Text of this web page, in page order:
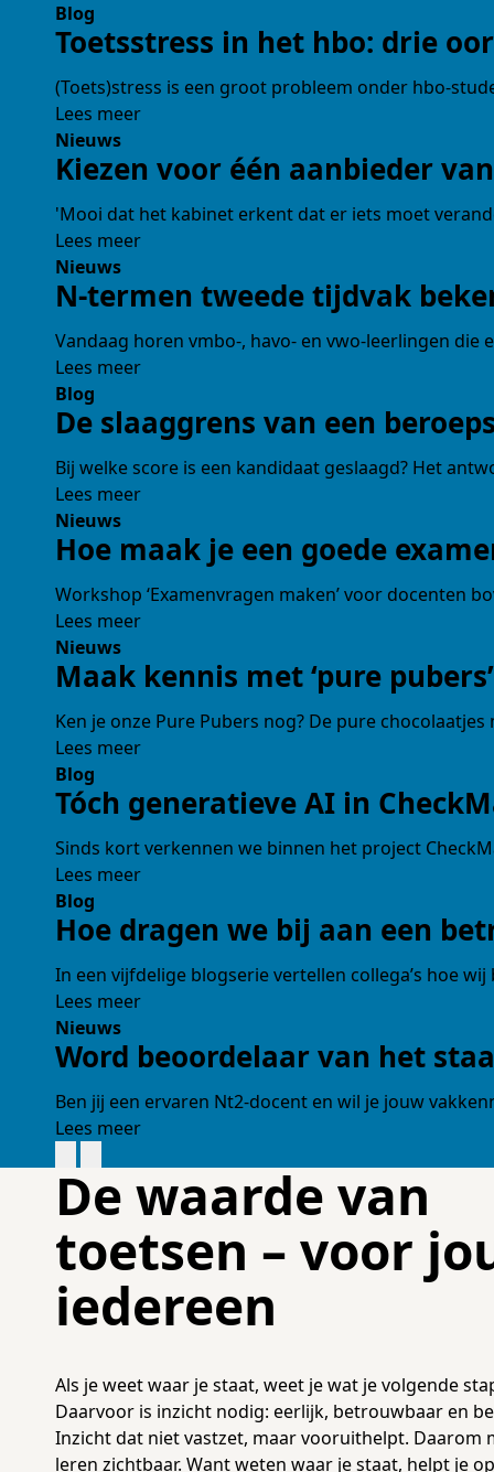
Blog
Toetsstress in het hbo: drie
(Toets)stress is een groot probleem onder hbo-
Lees meer
Nieuws
Kiezen voor één aanbieder
'Mooi dat het kabinet erkent dat er iets moet
Lees meer
Nieuws
N-termen tweede tijdvak
Vandaag horen vmbo-, havo- en vwo-leerlingen
Lees meer
Blog
De slaaggrens van een
Bij welke score is een kandidaat geslaagd? Het
Lees meer
Nieuws
Hoe maak je een goede
Workshop ‘Examenvragen maken’ voor docenten
Lees meer
Nieuws
Maak kennis met ‘pure
Ken je onze Pure Pubers nog? De pure
Lees meer
Blog
Tóch generatieve AI in
Sinds kort verkennen we binnen het project
Lees meer
Blog
Hoe dragen we bij aan een
In een vijfdelige blogserie vertellen collega’s hoe
Lees meer
Nieuws
Word beoordelaar van het
Ben jij een ervaren Nt2-docent en wil je jouw
Lees meer
De waarde van
toetsen – voor
iedereen
Als je weet waar je staat, weet je wat je volgende
Daarvoor is inzicht nodig: eerlijk, betrouwbaar en
Inzicht dat niet vastzet, maar vooruithelpt. Daarom
leren zichtbaar. Want weten waar je staat, helpt je